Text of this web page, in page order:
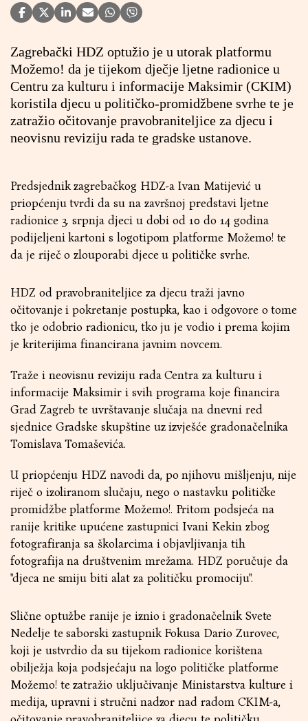
Zagrebački HDZ optužio je u utorak platformu
Možemo! da je tijekom dječje ljetne radionice u
Centru za kulturu i informacije Maksimir (CKIM)
koristila djecu u političko-promidžbene svrhe te je
zatražio očitovanje pravobraniteljice za djecu i
neovisnu reviziju rada te gradske ustanove.
Predsjednik zagrebačkog HDZ-a Ivan Matijević u
priopćenju tvrdi da su na završnoj predstavi ljetne
radionice 3. srpnja djeci u dobi od 10 do 14 godina
podijeljeni kartoni s logotipom platforme Možemo! te
da je riječ o zlouporabi djece u političke svrhe.
HDZ od pravobraniteljice za djecu traži javno
očitovanje i pokretanje postupka, kao i odgovore o tome
tko je odobrio radionicu, tko ju je vodio i prema kojim
je kriterijima financirana javnim novcem.
Traže i neovisnu reviziju rada Centra za kulturu i
informacije Maksimir i svih programa koje financira
Grad Zagreb te uvrštavanje slučaja na dnevni red
sjednice Gradske skupštine uz izvješće gradonačelnika
Tomislava Tomaševića.
U priopćenju HDZ navodi da, po njihovu mišljenju, nije
riječ o izoliranom slučaju, nego o nastavku političke
promidžbe platforme Možemo!. Pritom podsjeća na
ranije kritike upućene zastupnici Ivani Kekin zbog
fotografiranja sa školarcima i objavljivanja tih
fotografija na društvenim mrežama. HDZ poručuje da
"djeca ne smiju biti alat za političku promociju".
Slične optužbe ranije je iznio i gradonačelnik Svete
Nedelje te saborski zastupnik Fokusa Dario Zurovec,
koji je ustvrdio da su tijekom radionice korištena
obilježja koja podsjećaju na logo političke platforme
Možemo! te zatražio uključivanje Ministarstva kulture i
medija, upravni i stručni nadzor nad radom CKIM-a,